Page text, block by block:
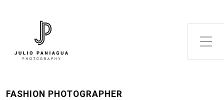
Alternar el menú lateral
FASHION PHOTOGRAPHER